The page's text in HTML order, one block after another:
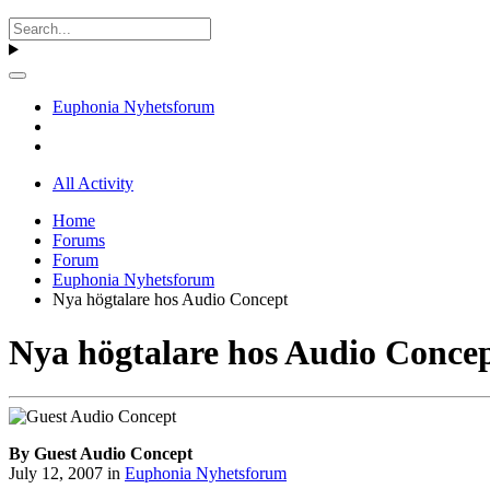
Euphonia Nyhetsforum
All Activity
Home
Forums
Forum
Euphonia Nyhetsforum
Nya högtalare hos Audio Concept
Nya högtalare hos Audio
By Guest Audio Concept
July 12, 2007 in Euphonia Nyhetsforum